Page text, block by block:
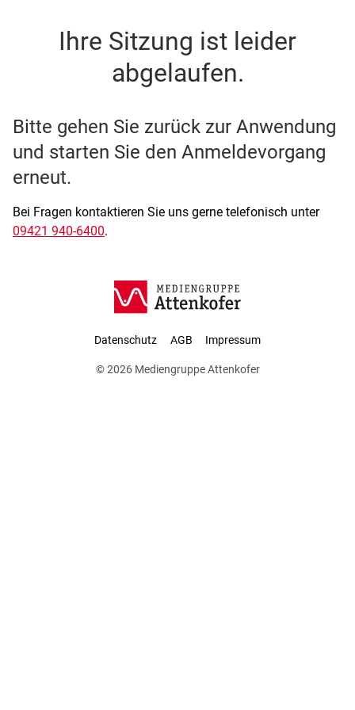
SSO Single-Sign-On der
Ihre Sitzung ist leider
abgelaufen.
Bitte gehen Sie zurück zur Anwendung
und starten Sie den Anmeldevorgang
erneut.
Bei Fragen kontaktieren Sie uns gerne telefonisch unter
09421 940-6400.
Datenschutz AGB Impressum
© 2026 Mediengruppe Attenkofer